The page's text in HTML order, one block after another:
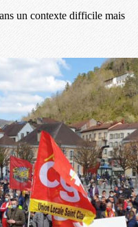
un contexte difficile mais